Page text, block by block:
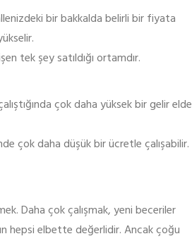
bir bakkalda belirli bir fiyata
tek şey satıldığı ortamdır.
çok daha yüksek bir gelir elde
çok daha düşük bir ücretle çalışabilir.
Daha çok çalışmak, yeni beceriler
hepsi elbette değerlidir. Ancak çoğu